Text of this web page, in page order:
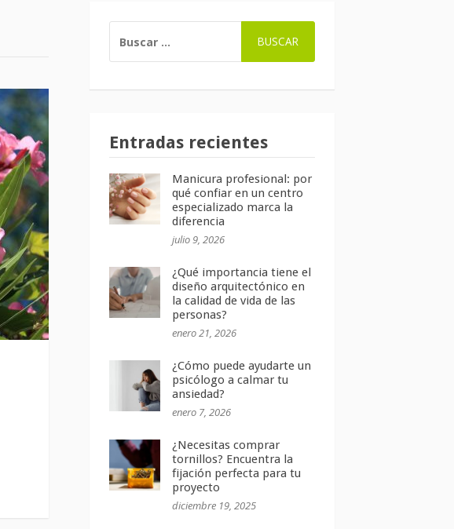
Entradas recientes
Manicura profesional: por
qué confiar en un centro
especializado marca la
diferencia
julio 9, 2026
¿Qué importancia tiene el
diseño arquitectónico en
la calidad de vida de las
personas?
enero 21, 2026
¿Cómo puede ayudarte un
psicólogo a calmar tu
ansiedad?
enero 7, 2026
¿Necesitas comprar
tornillos? Encuentra la
fijación perfecta para tu
proyecto
diciembre 19, 2025